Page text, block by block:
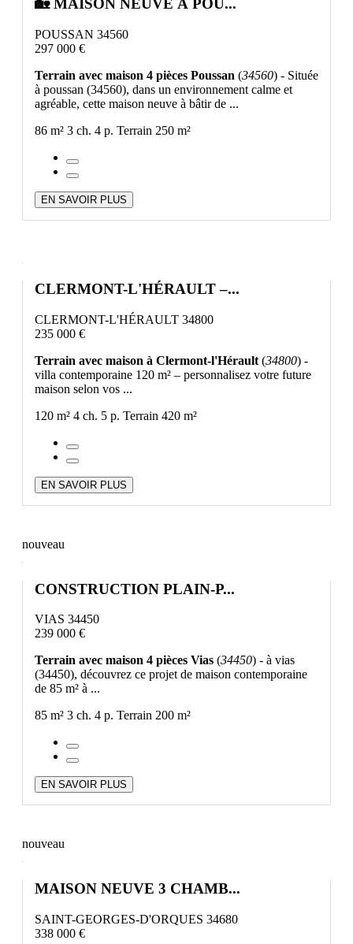
🏡 MAISON NEUVE À POU...
POUSSAN 34560
297 000 €
Terrain avec maison 4 pièces Poussan (34560) - Située
à poussan (34560), dans un environnement calme et
agréable, cette maison neuve à bâtir de ...
86 m² 3 ch. 4 p. Terrain 250 m²
EN SAVOIR PLUS
CLERMONT-L'HÉRAULT –...
CLERMONT-L'HÉRAULT 34800
235 000 €
Terrain avec maison à Clermont-l'Hérault (34800) -
villa contemporaine 120 m² – personnalisez votre future
maison selon vos ...
120 m² 4 ch. 5 p. Terrain 420 m²
EN SAVOIR PLUS
nouveau
CONSTRUCTION PLAIN-P...
VIAS 34450
239 000 €
Terrain avec maison 4 pièces Vias (34450) - à vias
(34450), découvrez ce projet de maison contemporaine
de 85 m² à ...
85 m² 3 ch. 4 p. Terrain 200 m²
EN SAVOIR PLUS
nouveau
MAISON NEUVE 3 CHAMB...
SAINT-GEORGES-D'ORQUES 34680
338 000 €